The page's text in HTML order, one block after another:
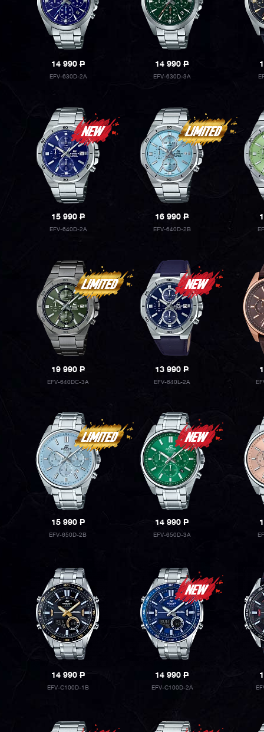
14 990P
EFV-630D-2A
14 990P
EFV-630D-3A
15 990P
EFV-640D-2A
16 990P
EFV-640D-2B
19 990P
EFV-640DC-3A
13 990P
EFV-640L-2A
15 990P
EFV-650D-2B
14 990P
EFV-650D-3A
14 990P
EFV-C100D-1B
14 990P
EFV-C100D-2A